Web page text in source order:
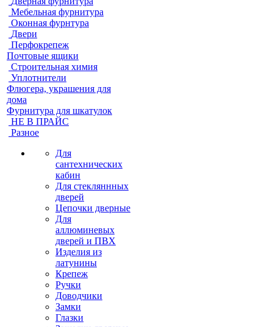
Мебельная фурнитура
Оконная фурнтура
Двери
Перфокрепеж
Почтовые ящики
Строительная химия
Уплотнители
Флюгера, украшения для
дома
Фурнитура для шкатулок
НЕ В ПРАЙС
Разное
Для
сантехнических
кабин
Для стекляннных
дверей
Цепочки дверные
Для
аллюминевых
дверей и ПВХ
Изделия из
латунины
Крепеж
Ручки
Доводчики
Замки
Глазки